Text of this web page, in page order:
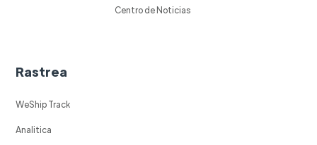
Centro de Noticias
Rastrea
WeShip Track
Analitica